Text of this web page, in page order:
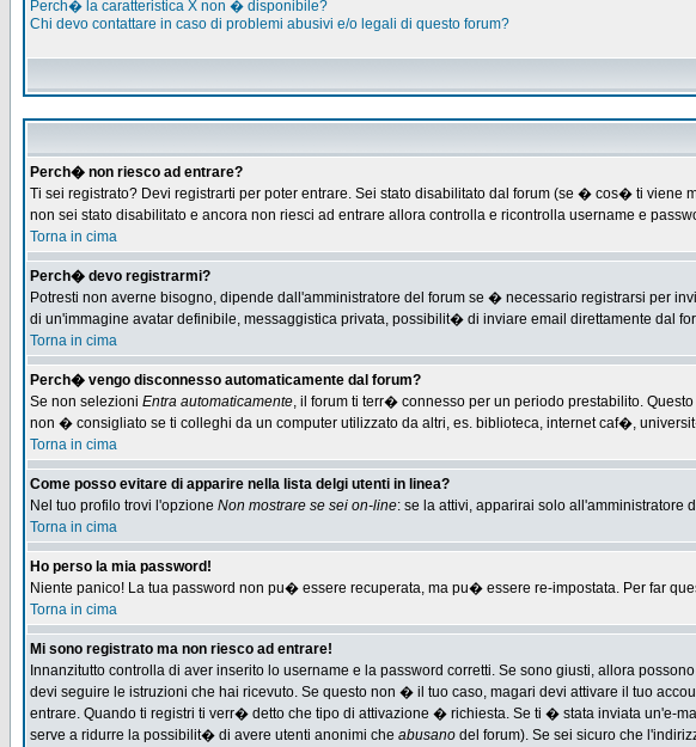
Perch� la caratteristica X non � disponibile?
Chi devo contattare in caso di problemi abusivi e/o legali di questo forum?
Perch� non riesco ad entrare?
Ti sei registrato? Devi registrarti per poter entrare. Sei stato disabilitato dal forum (se � cos� ti
non sei stato disabilitato e ancora non riesci ad entrare allora controlla e ricontrolla username e
Torna in cima
Perch� devo registrarmi?
Potresti non averne bisogno, dipende dall'amministratore del forum se � necessario registrarsi per
di un'immagine avatar definibile, messaggistica privata, possibilit� di inviare email direttamente dal
Torna in cima
Perch� vengo disconnesso automaticamente dal forum?
Se non selezioni Entra automaticamente, il forum ti terr� connesso per un periodo prestabilito.
non � consigliato se ti colleghi da un computer utilizzato da altri, es. biblioteca, internet caf�,
Torna in cima
Come posso evitare di apparire nella lista delgi utenti in linea?
Nel tuo profilo trovi l'opzione Non mostrare se sei on-line: se la attivi, apparirai solo all'amministratore
Torna in cima
Ho perso la mia password!
Niente panico! La tua password non pu� essere recuperata, ma pu� essere re-impostata. Per far
Torna in cima
Mi sono registrato ma non riesco ad entrare!
Innanzitutto controlla di aver inserito lo username e la password corretti. Se sono giusti, allora
devi seguire le istruzioni che hai ricevuto. Se questo non � il tuo caso, magari devi attivare il tuo
entrare. Quando ti registri ti verr� detto che tipo di attivazione � richiesta. Se ti � stata inviata un'e-
serve a ridurre la possibilit� di avere utenti anonimi che abusano del forum). Se sei sicuro che